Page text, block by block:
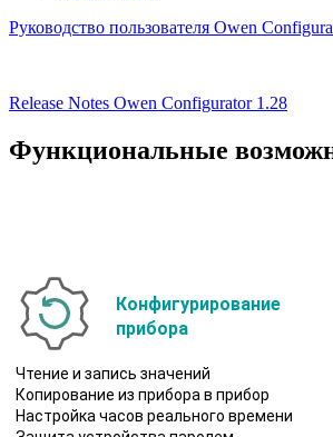
Руководство пользователя Owen
Release Notes Owen Configurator 1.28
Функциональные
Конфигурирование
прибора
Чтение и запись значений
Копирование из прибора в прибор
Настройка часов реального времени